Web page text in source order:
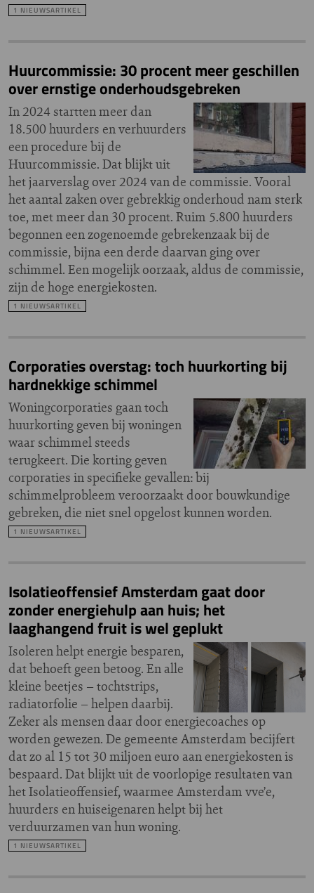
1 NIEUWSARTIKEL
Huurcommissie: 30 procent meer geschillen
over ernstige onderhoudsgebreken
In 2024 startten meer dan
18.500 huurders en verhuurders
een procedure bij de
Huurcommissie. Dat blijkt uit
het jaarverslag over 2024 van de commissie. Vooral
het aantal zaken over gebrekkig onderhoud nam sterk
toe, met meer dan 30 procent. Ruim 5.800 huurders
begonnen een zogenoemde gebrekenzaak bij de
commissie, bijna een derde daarvan ging over
schimmel. Een mogelijk oorzaak, aldus de commissie,
zijn de hoge energiekosten.
1 NIEUWSARTIKEL
Corporaties overstag: toch huurkorting bij
hardnekkige schimmel
Woningcorporaties gaan toch
huurkorting geven bij woningen
waar schimmel steeds
terugkeert. Die korting geven
corporaties in specifieke gevallen: bij
schimmelprobleem veroorzaakt door bouwkundige
gebreken, die niet snel opgelost kunnen worden.
1 NIEUWSARTIKEL
Isolatieoffensief Amsterdam gaat door
zonder energiehulp aan huis; het
laaghangend fruit is wel geplukt
Isoleren helpt energie besparen,
dat behoeft geen betoog. En alle
kleine beetjes – tochtstrips,
radiatorfolie – helpen daarbij.
Zeker als mensen daar door energiecoaches op
worden gewezen. De gemeente Amsterdam becijfert
dat zo al 15 tot 30 miljoen euro aan energiekosten is
bespaard. Dat blijkt uit de voorlopige resultaten van
het Isolatieoffensief, waarmee Amsterdam vve’e,
huurders en huiseigenaren helpt bij het
verduurzamen van hun woning.
1 NIEUWSARTIKEL